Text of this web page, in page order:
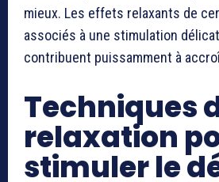
mieux. Les effets relaxants de
associés à une stimulation
contribuent puissamment à
Techniques
relaxation
stimuler le